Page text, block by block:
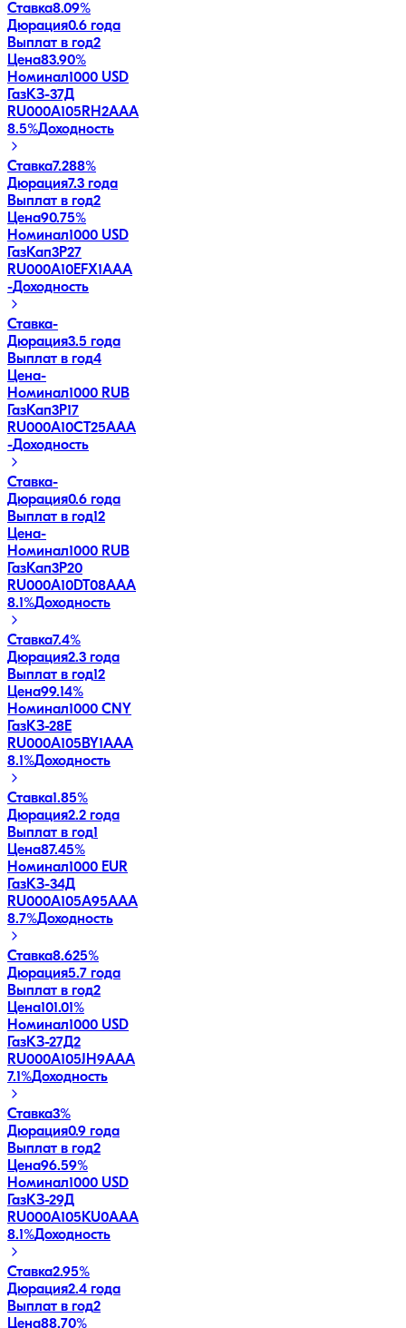
Ставка8.09%
Дюрация0.6 года
Выплат в год2
Цена83.90%
Номинал1000 USD
ГазКЗ-37Д
RU000A105RH2AAA
8.5%Доходность
Ставка7.288%
Дюрация7.3 года
Выплат в год2
Цена90.75%
Номинал1000 USD
ГазКап3P27
RU000A10EFX1AAA
-Доходность
Ставка-
Дюрация3.5 года
Выплат в год4
Цена-
Номинал1000 RUB
ГазКап3P17
RU000A10CT25AAA
-Доходность
Ставка-
Дюрация0.6 года
Выплат в год12
Цена-
Номинал1000 RUB
ГазКап3P20
RU000A10DT08AAA
8.1%Доходность
Ставка7.4%
Дюрация2.3 года
Выплат в год12
Цена99.14%
Номинал1000 CNY
ГазКЗ-28Е
RU000A105BY1AAA
8.1%Доходность
Ставка1.85%
Дюрация2.2 года
Выплат в год1
Цена87.45%
Номинал1000 EUR
ГазКЗ-34Д
RU000A105A95AAA
8.7%Доходность
Ставка8.625%
Дюрация5.7 года
Выплат в год2
Цена101.01%
Номинал1000 USD
ГазКЗ-27Д2
RU000A105JH9AAA
7.1%Доходность
Ставка3%
Дюрация0.9 года
Выплат в год2
Цена96.59%
Номинал1000 USD
ГазКЗ-29Д
RU000A105KU0AAA
8.1%Доходность
Ставка2.95%
Дюрация2.4 года
Выплат в год2
Цена88.70%